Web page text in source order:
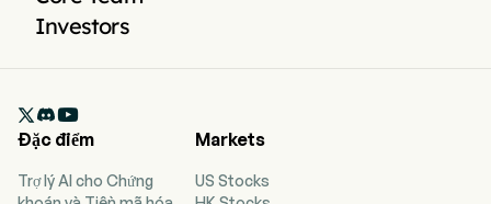
Investors

Đặc điểm
Trợ lý AI cho Chứng
Markets
US Stocks